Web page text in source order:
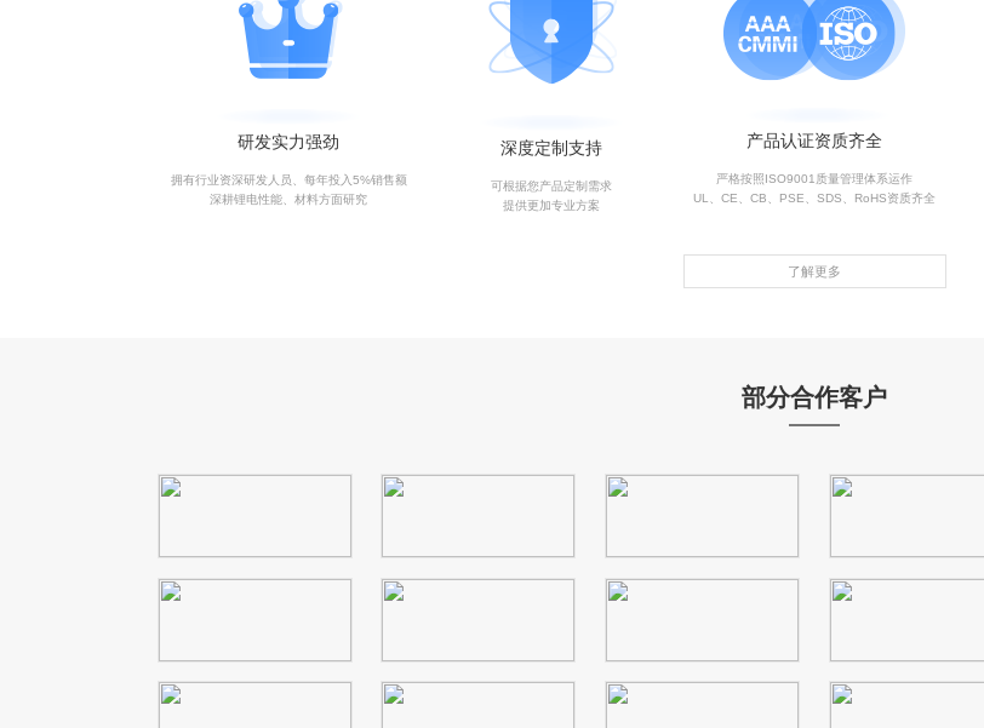
研发实力强劲
拥有行业资深研发人员、每年投入5%销售额
深耕锂电性能、材料方面研究
深度定制支持
可根据您产品定制需求
提供更加专业方案
产品认证资质齐全
严格按照ISO9001质量管理体系运作
UL、CE、CB、PSE、SDS、RoHS资质齐全
了解更多
部分合作客户